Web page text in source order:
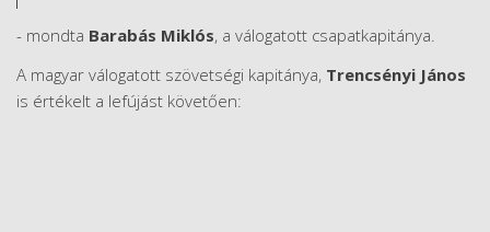
- mondta Barabás Miklós, a válogatott csapatkapitánya.
A magyar válogatott szövetségi kapitánya, Trencsényi János
is értékelt a lefújást követően: